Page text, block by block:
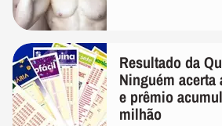
Resultado da
Ninguém
e prêmio
milhão